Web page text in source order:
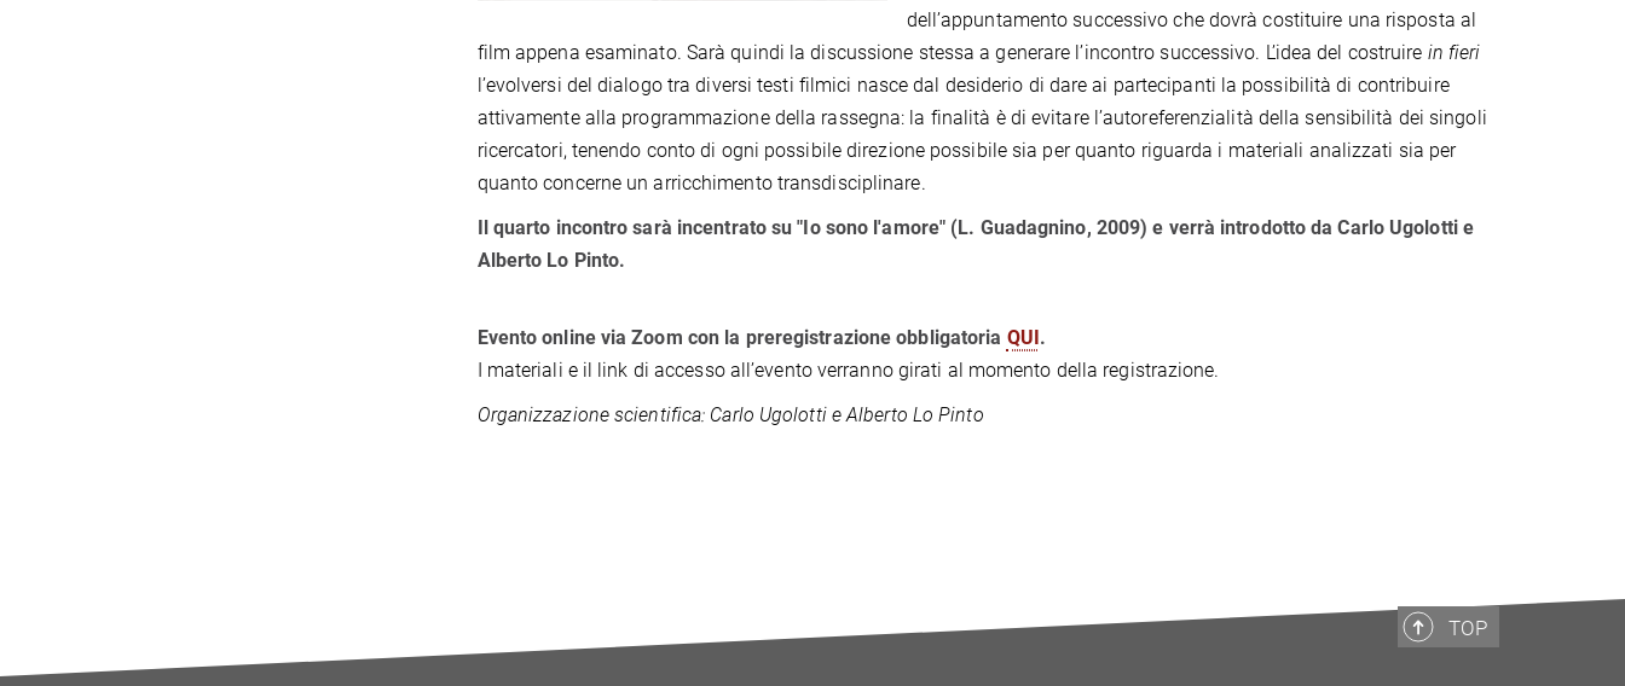
dell’appuntamento successivo che dovrà costituire una risposta al
film appena esaminato. Sarà quindi la discussione stessa a generare l’incontro successivo. L’idea del costruire in fieri
l’evolversi del dialogo tra diversi testi filmici nasce dal desiderio di dare ai partecipanti la possibilità di contribuire
attivamente alla programmazione della rassegna: la finalità è di evitare l’autoreferenzialità della sensibilità dei singoli
ricercatori, tenendo conto di ogni possibile direzione possibile sia per quanto riguarda i materiali analizzati sia per
quanto concerne un arricchimento transdisciplinare.
Il quarto incontro sarà incentrato su "Io sono l'amore" (L. Guadagnino, 2009) e verrà introdotto da Carlo Ugolotti e
Alberto Lo Pinto.
Evento online via Zoom con la preregistrazione obbligatoria QUI.
I materiali e il link di accesso all’evento verranno girati al momento della registrazione.
Organizzazione scientifica: Carlo Ugolotti e Alberto Lo Pinto
TOP